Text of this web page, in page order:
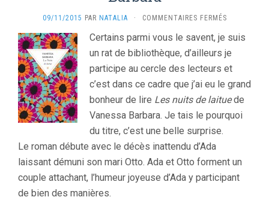
09/11/2015 PAR NATALIA · COMMENTAIRES FERMÉSSUR
NUITS
DE
DE
VANESSA
BARBARA
Certains parmi vous le savent, je suis
un rat de bibliothèque, d’ailleurs je
participe au cercle des lecteurs et
c’est dans ce cadre que j’ai eu le grand
bonheur de lire Les nuits de laituede
Vanessa Barbara. Je tais le pourquoi
du titre, c’est une belle surprise.
Le roman débute avec le décès inattendu d’Ada
laissant démuni son mari Otto. Ada et Otto forment un
couple attachant, l’humeur joyeuse d’Ada y participant
de bien des manières.